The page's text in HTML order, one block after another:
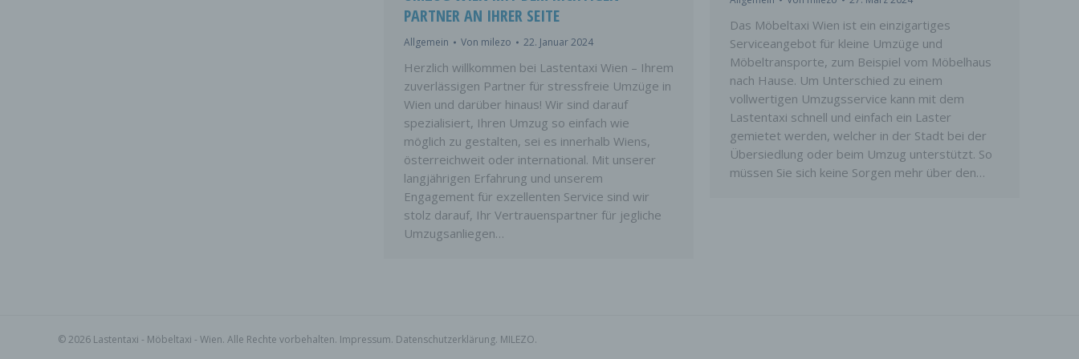
Das Möbeltaxi Wien ist ein einzigartiges
Serviceangebot für kleine Umzüge und
Möbeltransporte, zum Beispiel vom Möbelhaus
nach Hause. Um Unterschied zu einem
vollwertigen Umzugsservice kann mit dem
Lastentaxi schnell und einfach ein Laster
gemietet werden, welcher in der Stadt bei der
Übersiedlung oder beim Umzug unterstützt. So
müssen Sie sich keine Sorgen mehr über den…
PARTNER AN IHRER SEITE
Allgemein Von milezo 22. Januar 2024
Herzlich willkommen bei Lastentaxi Wien – Ihrem
zuverlässigen Partner für stressfreie Umzüge in
Wien und darüber hinaus! Wir sind darauf
spezialisiert, Ihren Umzug so einfach wie
möglich zu gestalten, sei es innerhalb Wiens,
österreichweit oder international. Mit unserer
langjährigen Erfahrung und unserem
Engagement für exzellenten Service sind wir
stolz darauf, Ihr Vertrauenspartner für jegliche
Umzugsanliegen…
© 2026 Lastentaxi - Möbeltaxi - Wien. Alle Rechte vorbehalten. Impressum. Datenschutzerklärung. MILEZO.
sozialen Identität dieser natürlichen Person sind, identifiziert werden kann.
deren personenbezogene Daten von dem für die Verarbeitung Verantwortlichen
C) VERARBEITUNG
Verarbeitung ist jeder mit oder ohne Hilfe automatisierter Verfahren ausgeführte
Vorgang oder jede solche Vorgangsreihe im Zusammenhang mit
personenbezogenen Daten wie das Erheben, das Erfassen, die Organisation, das
Ordnen, die Speicherung, die Anpassung oder Veränderung, das Auslesen, das
Abfragen, die Verwendung, die Offenlegung durch Übermittlung, Verbreitung oder
eine andere Form der Bereitstellung, den Abgleich oder die Verknüpfung, die
Einschränkung, das Löschen oder die Vernichtung.
D) EINSCHRÄNKUNG DER VERARBEITUNG
die darin besteht, dass diese personenbezogenen Daten verwendet werden, um
bestimmte persönliche Aspekte, die sich auf eine natürliche Person beziehen, zu